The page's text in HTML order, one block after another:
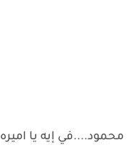
محمود....في إيه يا اميره